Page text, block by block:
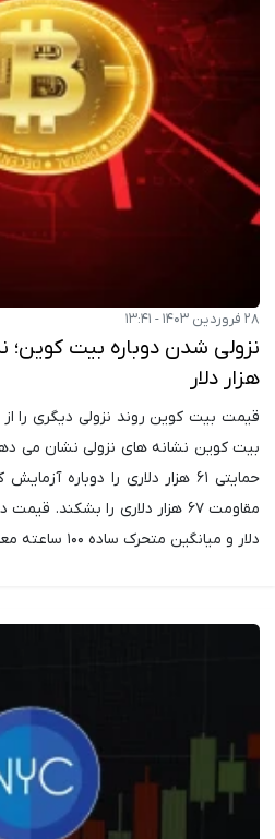
۲۸ فروردین ۱۴۰۳ - ۱۳:۴۱
هزار دلار
بیت کوین نشانه های نزولی نشان
حمایتی ۶۱ هزار دلاری را
دلار و میانگین متحرک ساده ۱۰۰ ساعته معامله می شود.